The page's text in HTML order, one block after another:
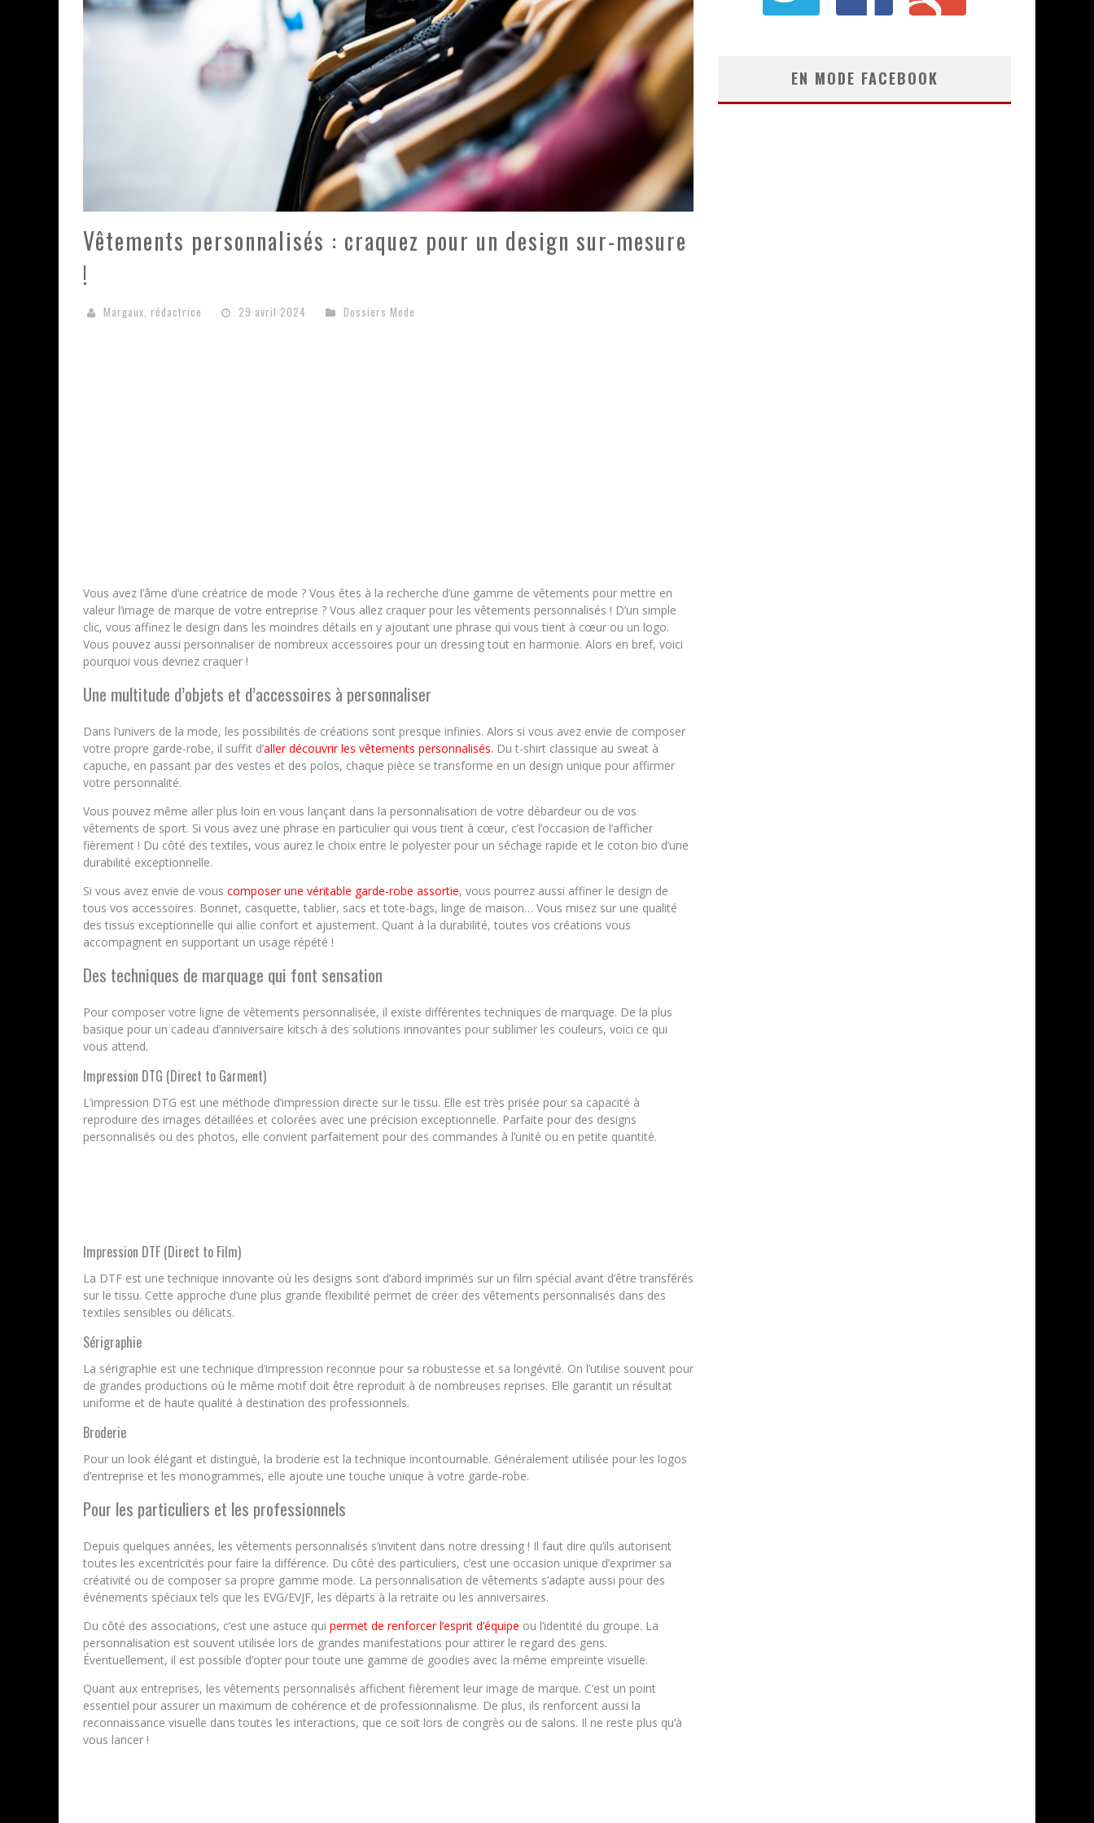
Vêtements personnalisés : craquez pour un design sur-mesure
!
Margaux, rédactrice 29 avril 2024 Dossiers Mode
Vous avez l’âme d’une créatrice de mode ? Vous êtes à la recherche d’une gamme de vêtements pour mettre en
valeur l’image de marque de votre entreprise ? Vous allez craquer pour les vêtements personnalisés ! D’un simple
clic, vous affinez le design dans les moindres détails en y ajoutant une phrase qui vous tient à cœur ou un logo.
Vous pouvez aussi personnaliser de nombreux accessoires pour un dressing tout en harmonie. Alors en bref, voici
pourquoi vous devriez craquer !
Une multitude d’objets et d’accessoires à personnaliser
Dans l’univers de la mode, les possibilités de créations sont presque infinies. Alors si vous avez envie de composer
votre propre garde-robe, il suffit d’aller découvrir les vêtements personnalisés. Du t-shirt classique au sweat à
capuche, en passant par des vestes et des polos, chaque pièce se transforme en un design unique pour affirmer
votre personnalité.
Vous pouvez même aller plus loin en vous lançant dans la personnalisation de votre débardeur ou de vos
vêtements de sport. Si vous avez une phrase en particulier qui vous tient à cœur, c’est l’occasion de l’afficher
fièrement ! Du côté des textiles, vous aurez le choix entre le polyester pour un séchage rapide et le coton bio d’une
durabilité exceptionnelle.
Si vous avez envie de vous composer une véritable garde-robe assortie, vous pourrez aussi affiner le design de
tous vos accessoires. Bonnet, casquette, tablier, sacs et tote-bags, linge de maison… Vous misez sur une qualité
des tissus exceptionnelle qui allie confort et ajustement. Quant à la durabilité, toutes vos créations vous
accompagnent en supportant un usage répété !
Des techniques de marquage qui font sensation
Pour composer votre ligne de vêtements personnalisée, il existe différentes techniques de marquage. De la plus
basique pour un cadeau d’anniversaire kitsch à des solutions innovantes pour sublimer les couleurs, voici ce qui
vous attend.
Impression DTG (Direct to Garment)
L’impression DTG est une méthode d’impression directe sur le tissu. Elle est très prisée pour sa capacité à
reproduire des images détaillées et colorées avec une précision exceptionnelle. Parfaite pour des designs
personnalisés ou des photos, elle convient parfaitement pour des commandes à l’unité ou en petite quantité.
Impression DTF (Direct to Film)
La DTF est une technique innovante où les designs sont d’abord imprimés sur un film spécial avant d’être transférés
sur le tissu. Cette approche d’une plus grande flexibilité permet de créer des vêtements personnalisés dans des
textiles sensibles ou délicats.
Sérigraphie
La sérigraphie est une technique d’impression reconnue pour sa robustesse et sa longévité. On l’utilise souvent pour
de grandes productions où le même motif doit être reproduit à de nombreuses reprises. Elle garantit un résultat
uniforme et de haute qualité à destination des professionnels.
Broderie
Pour un look élégant et distingué, la broderie est la technique incontournable. Généralement utilisée pour les logos
d’entreprise et les monogrammes, elle ajoute une touche unique à votre garde-robe.
Pour les particuliers et les professionnels
Depuis quelques années, les vêtements personnalisés s’invitent dans notre dressing ! Il faut dire qu’ils autorisent
toutes les excentricités pour faire la différence. Du côté des particuliers, c’est une occasion unique d’exprimer sa
créativité ou de composer sa propre gamme mode. La personnalisation de vêtements s’adapte aussi pour des
événements spéciaux tels que les EVG/EVJF, les départs à la retraite ou les anniversaires.
Du côté des associations, c’est une astuce qui permet de renforcer l’esprit d’équipe ou l’identité du groupe. La
personnalisation est souvent utilisée lors de grandes manifestations pour attirer le regard des gens.
Éventuellement, il est possible d’opter pour toute une gamme de goodies avec la même empreinte visuelle.
Quant aux entreprises, les vêtements personnalisés affichent fièrement leur image de marque. C’est un point
essentiel pour assurer un maximum de cohérence et de professionnalisme. De plus, ils renforcent aussi la
reconnaissance visuelle dans toutes les interactions, que ce soit lors de congrès ou de salons. Il ne reste plus qu’à
vous lancer !
EN MODE FACEBOOK